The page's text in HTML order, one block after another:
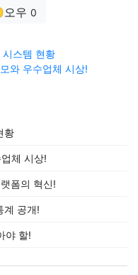
오우 0
스템 현황
와 우수업체 시상!
황
체 시상!
폼의 혁신!
계 공개!
야 할!